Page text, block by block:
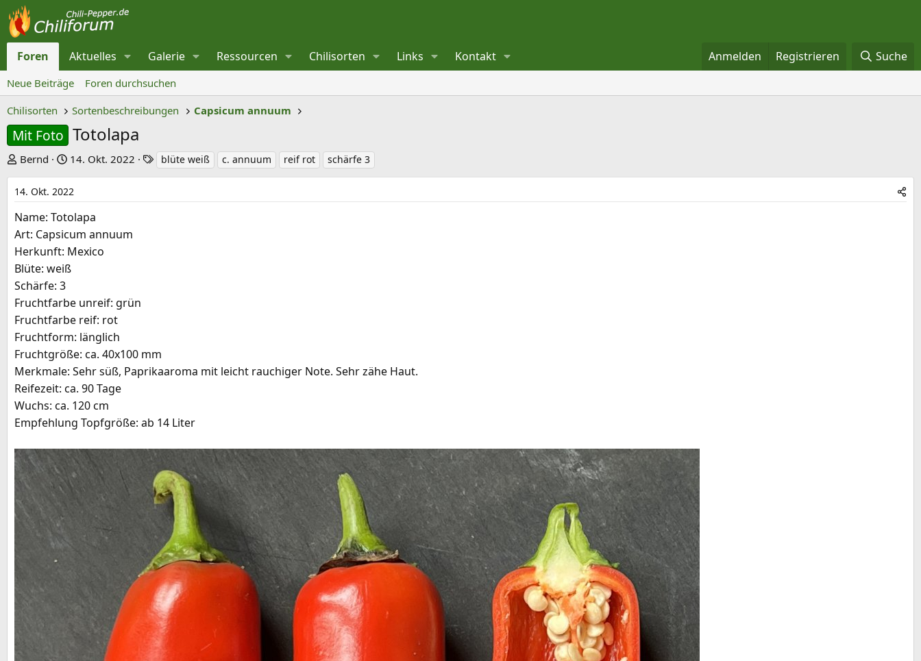
Foren Aktuelles Galerie Ressourcen Chilisorten Links Kontakt Anmelden Registrieren Suche
Neue Beiträge
Foren durchsuchen
Chilisorten
Sortenbeschreibungen Capsicum annuum
Mit Foto Totolapa
E
r
s
e
l
l
e
r
Bernd
E
r
s
e
l
l
t
m
14. Okt. 2022
c
blüte weiß c. annuum reif rot schärfe 3
14. Okt. 2022
Name: Totolapa
Art: Capsicum annuum
Herkunft: Mexico
Blüte: weiß
Schärfe: 3
Fruchtfarbe unreif: grün
Fruchtfarbe reif: rot
Fruchtform: länglich
Fruchtgröße: ca. 40x100 mm
Merkmale: Sehr süß, Paprikaaroma mit leicht rauchiger Note. Sehr zähe Haut.
Reifezeit: ca. 90 Tage
Wuchs: ca. 120 cm
Empfehlung Topfgröße: ab 14 Liter